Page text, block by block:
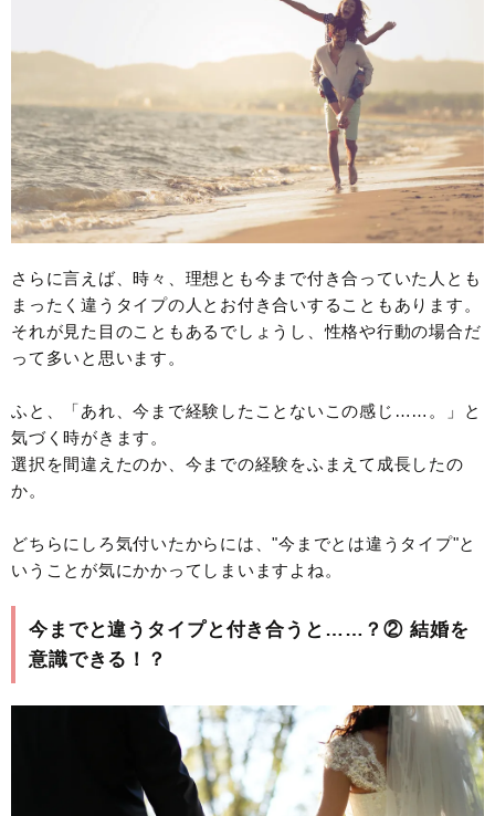
さらに言えば、時々、理想とも今まで付き合っていた人とも
まったく違うタイプの人とお付き合いすることもあります。
それが見た目のこともあるでしょうし、性格や行動の場合だ
って多いと思います。
ふと、「あれ、今まで経験したことないこの感じ……。」と
気づく時がきます。
選択を間違えたのか、今までの経験をふまえて成長したの
か。
どちらにしろ気付いたからには、"今までとは違うタイプ"と
いうことが気にかかってしまいますよね。
今までと違うタイプと付き合うと……？② 結婚を
意識できる！？